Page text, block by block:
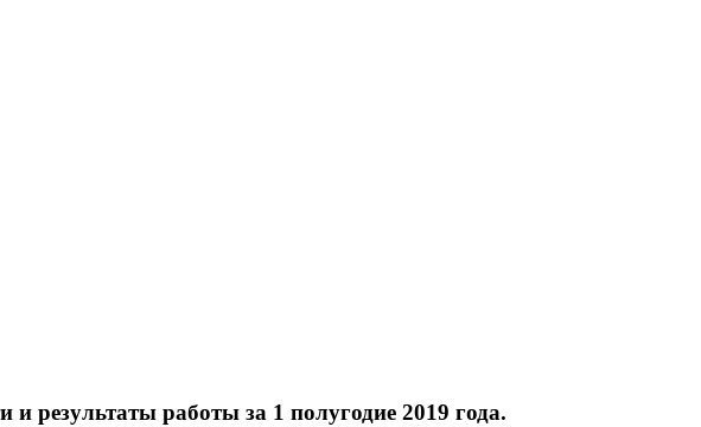
результаты работы за 1 полугодие 2019 года.